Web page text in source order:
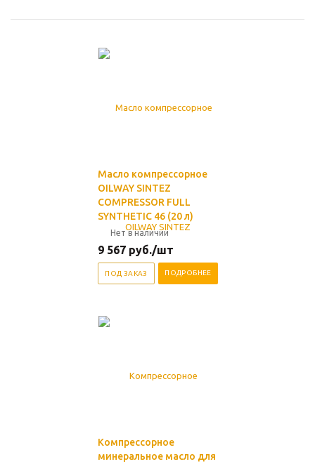
Масло компрессорное
OILWAY SINTEZ
COMPRESSOR FULL
SYNTHETIC 46 (20 л)
Нет в наличии
9 567 руб./шт
ПОД ЗАКАЗ ПОДРОБНЕЕ
Компрессорное
минеральное масло для